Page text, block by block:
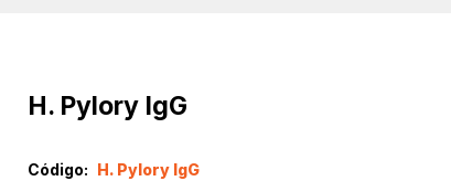
H. Pylory IgG
Código: H. Pylory IgG